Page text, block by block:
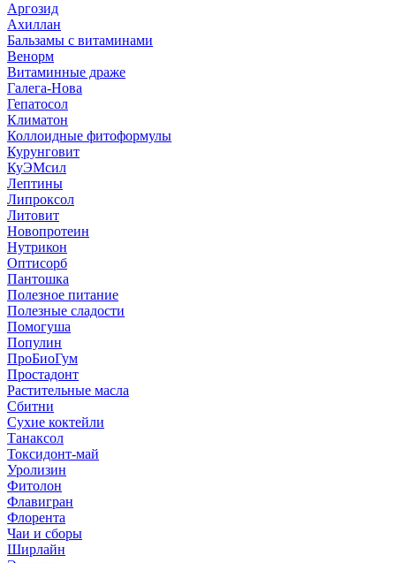
Аргозид
Ахиллан
Бальзамы с витаминами
Венорм
Витаминные драже
Галега-Нова
Гепатосол
Климатон
Коллоидные фитоформулы
Курунговит
КуЭМсил
Лептины
Липроксол
Литовит
Новопротеин
Нутрикон
Оптисорб
Пантошка
Полезное питание
Полезные сладости
Помогуша
Популин
ПроБиоГум
Простадонт
Растительные масла
Сбитни
Сухие коктейли
Танаксол
Токсидонт-май
Уролизин
Фитолон
Флавигран
Флорента
Чаи и сборы
Ширлайн